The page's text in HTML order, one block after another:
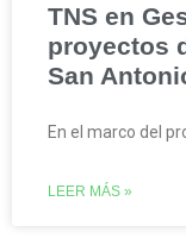
TNS en
proyectos
San
En el marco del
LEER MÁS »